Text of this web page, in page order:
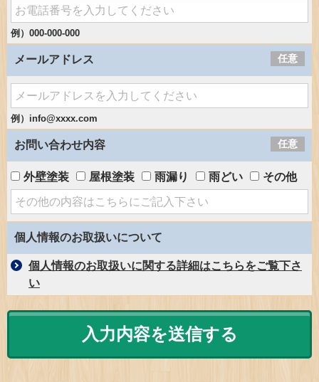
例）000-000-000
メールアドレス 任意
例）info@xxxx.com
お問い合わせ内容 任意
外壁塗装 屋根塗装 雨漏り 雨どい その他
個人情報のお取扱いについて
個人情報のお取扱いに関する詳細はこちらをご覧下さ
い